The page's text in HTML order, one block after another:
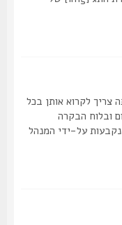
לקרוא אותן בכל
הבקרה
על-ידי המנהל